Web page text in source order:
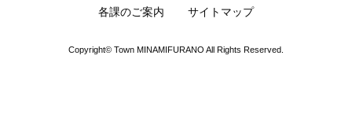
各課のご案内 サイトマップ
Copyright© Town MINAMIFURANO All Rights Reserved.